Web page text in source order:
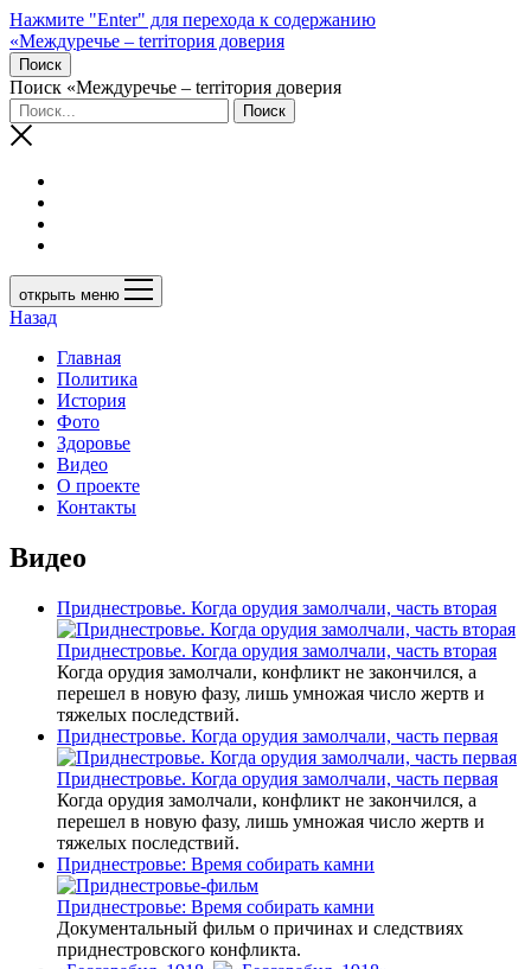
Нажмите "Enter" для перехода к содержанию
«Междуречье – terriтория доверия
Поиск
Поиск «Междуречье – terriтория доверия
открыть меню
Назад
Главная
Политика
История
Фото
Здоровье
Видео
О проекте
Контакты
Видео
Приднестровье. Когда орудия замолчали, часть вторая
Приднестровье. Когда орудия замолчали, часть вторая
Когда орудия замолчали, конфликт не закончился, а
перешел в новую фазу, лишь умножая число жертв и
тяжелых последствий.
Приднестровье. Когда орудия замолчали, часть первая
Приднестровье. Когда орудия замолчали, часть первая
Когда орудия замолчали, конфликт не закончился, а
перешел в новую фазу, лишь умножая число жертв и
тяжелых последствий.
Приднестровье: Время собирать камни
Приднестровье: Время собирать камни
Документальный фильм о причинах и следствиях
приднестровского конфликта.